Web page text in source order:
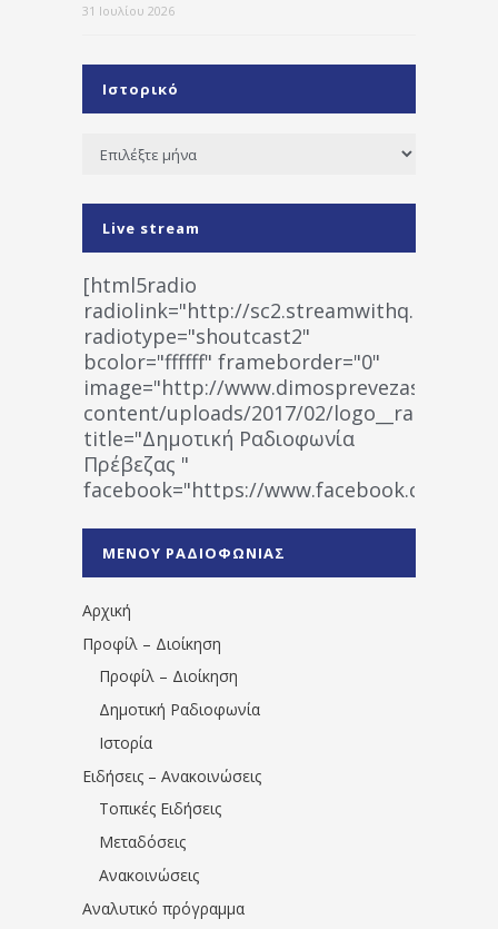
31 Ιουλίου 2026
Ιστορικό
Ιστορικό
Live stream
[html5radio
radiolink="http://
radiotype="shoutcast2"
bcolor="ffffff" frameborder="0"
image="http://www.dimosprevezas.gr/wp-
content/uploads/2017/02/
title="Δημοτική Ραδιοφωνία
Πρέβεζας "
facebook="https://www.facebook.com/
1531194763766854/" artist="" ]
ΜΕΝΟΥ ΡΑΔΙΟΦΩΝΙΑΣ
Αρχική
Προφίλ – Διοίκηση
Προφίλ – Διοίκηση
Δημοτική Ραδιοφωνία
Ιστορία
Ειδήσεις – Ανακοινώσεις
Τοπικές Ειδήσεις
Μεταδόσεις
Ανακοινώσεις
Αναλυτικό πρόγραμμα